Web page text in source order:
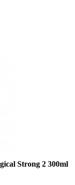
Strong 2 300ml